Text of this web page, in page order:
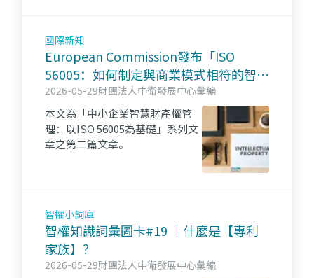
👉點進來看更多～iPKM資源一把
抓！！
國際新知
European Commission發布「ISO
56005：如何制定與商業模式相符的智權
策略？」
2026-05-29財團法人中衛發展中心彙編
本文為「中小企業智慧財產權管
理：以ISO 56005為基礎」系列文
章之第二篇文章。
智權小詞庫
智權知識詞彙圖卡#19 ｜什麼是【專利
家族】？
2026-05-29財團法人中衛發展中心彙編